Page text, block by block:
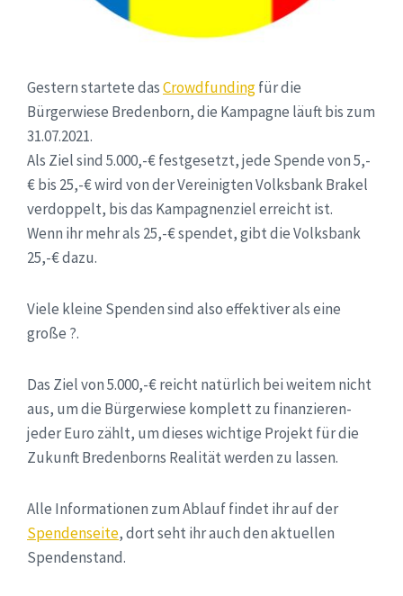
Gestern startete dasCrowdfundingfür die
Bürgerwiese Bredenborn, die Kampagne läuft bis zum
31.07.2021.
Als Ziel sind 5.000,-€ festgesetzt, jede Spende von 5,-
€ bis 25,-€ wird von der Vereinigten Volksbank Brakel
verdoppelt, bis das Kampagnenziel erreicht ist.
Wenn ihr mehr als 25,-€ spendet, gibt die Volksbank
25,-€ dazu.
Viele kleine Spenden sind also effektiver als eine
große ?.
Das Ziel von 5.000,-€ reicht natürlich bei weitem nicht
aus, um die Bürgerwiese komplett zu finanzieren-
jeder Euro zählt, um dieses wichtige Projekt für die
Zukunft Bredenborns Realität werden zu lassen.
Alle Informationen zum Ablauf findet ihr auf der
Spendenseite, dort seht ihr auch den aktuellen
Spendenstand.